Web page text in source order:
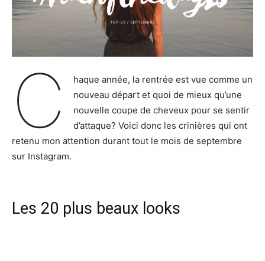
C
haque année, la rentrée est vue comme un
nouveau départ et quoi de mieux qu’une
nouvelle coupe de cheveux pour se sentir
d’attaque? Voici donc les crinières qui ont
retenu mon attention durant tout le mois de septembre
sur Instagram.
Les 20 plus beaux looks